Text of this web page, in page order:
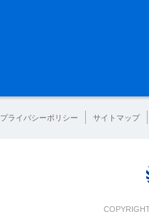
プライバシーポリシー サイトマップ